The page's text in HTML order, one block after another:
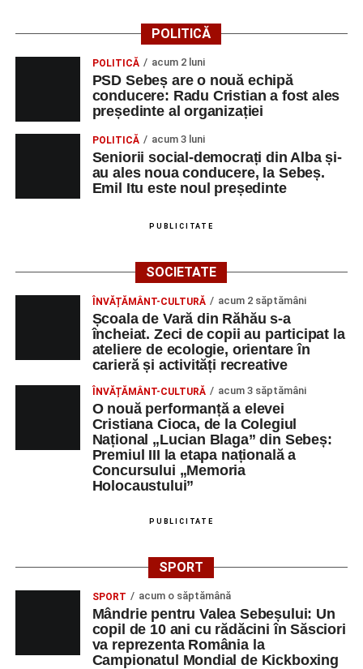
POLITICĂ
POLITICĂ acum 2 luni
PSD Sebeș are o nouă echipă
conducere: Radu Cristian a fost ales
președinte al organizației
POLITICĂ acum 3 luni
Seniorii social-democrați din Alba și-
au ales noua conducere, la Sebeș.
Emil Itu este noul președinte
PUBLICITATE
SOCIETATE
ÎNVĂȚĂMÂNT-CULTURĂ acum 2 săptămâni
Școala de Vară din Răhău s-a
încheiat. Zeci de copii au participat la
ateliere de ecologie, orientare în
carieră și activități recreative
ÎNVĂȚĂMÂNT-CULTURĂ acum 3 săptămâni
O nouă performanță a elevei
Cristiana Cioca, de la Colegiul
Național „Lucian Blaga” din Sebeș:
Premiul III la etapa națională a
Concursului „Memoria
Holocaustului”
PUBLICITATE
SPORT
SPORT acum o săptămână
Mândrie pentru Valea Sebeșului: Un
copil de 10 ani cu rădăcini în Săsciori
va reprezenta România la
Campionatul Mondial de Kickboxing